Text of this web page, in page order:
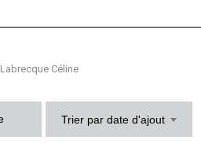
Labrecque Céline
Trier par date d'ajout